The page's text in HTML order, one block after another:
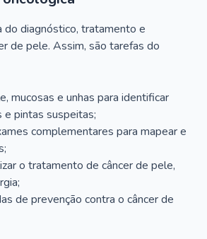
do diagnóstico, tratamento e
de pele. Assim, são tarefas do
mucosas e unhas para identificar
e pintas suspeitas;
complementares para mapear e
o tratamento de câncer de pele,
de prevenção contra o câncer de